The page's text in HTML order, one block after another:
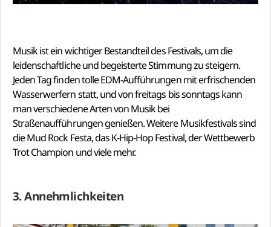
Musik ist ein wichtiger Bestandteil des Festivals, um die
leidenschaftliche und begeisterte Stimmung zu steigern.
Jeden Tag finden tolle EDM-Aufführungen mit erfrischenden
Wasserwerfern statt, und von freitags bis sonntags kann
man verschiedene Arten von Musik bei
Straßenaufführungen genießen. Weitere Musikfestivals sind
die Mud Rock Festa, das K-Hip-Hop Festival, der Wettbewerb
Trot Champion und viele mehr.
3. Annehmlichkeiten